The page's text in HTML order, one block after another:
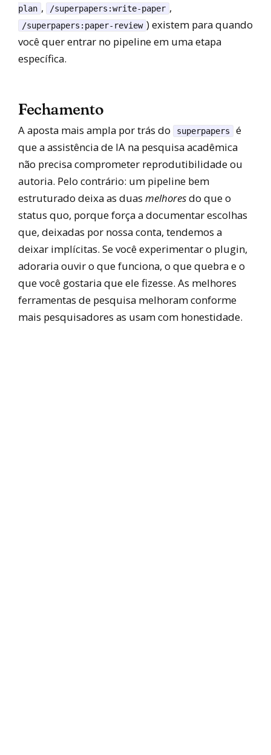
plan , /superpapers:write-paper ,
/superpapers:paper-review ) existem para quando
você quer entrar no pipeline em uma etapa
específica.
Fechamento
A aposta mais ampla por trás do superpapers
é
que a assistência de IA na pesquisa acadêmica
não precisa comprometer reprodutibilidade ou
autoria. Pelo contrário: um pipeline bem
estruturado deixa as duas melhoresdo que o
status quo, porque força a documentar escolhas
que, deixadas por nossa conta, tendemos a
deixar implícitas. Se você experimentar o plugin,
adoraria ouvir o que funciona, o que quebra e o
que você gostaria que ele fizesse. As melhores
ferramentas de pesquisa melhoram conforme
mais pesquisadores as usam com honestidade.